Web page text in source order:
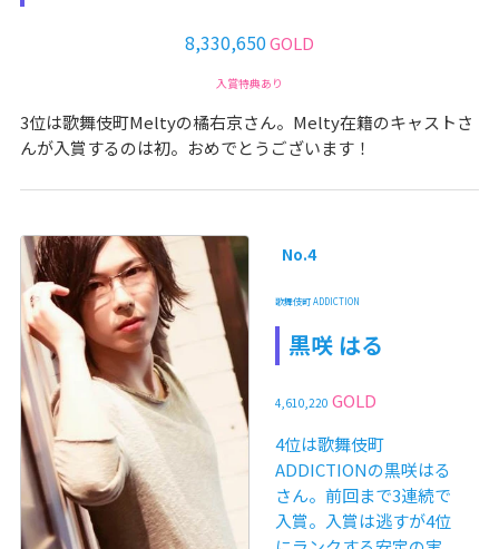
8,330,650GOLD
入賞特典あり
3位は歌舞伎町Meltyの橘右京さん。Melty在籍のキャストさ
んが入賞するのは初。おめでとうございます！
No.4
歌舞伎町 ADDICTION
黒咲 はる
4,610,220 GOLD
4位は歌舞伎町
ADDICTIONの黒咲はる
さん。前回まで3連続で
入賞。入賞は逃すが4位